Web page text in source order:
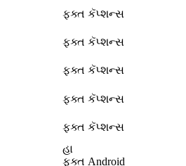
ફક્ત કૅપ્શન્સ
ફક્ત કૅપ્શન્સ
ફક્ત કૅપ્શન્સ
ફક્ત કૅપ્શન્સ
ફક્ત કૅપ્શન્સ
હા
ફક્ત Android